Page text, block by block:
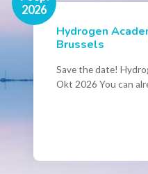
2026
Hydrogen
Brussels
Save the date!
Okt 2026 You can
2026
Events
Conference
- Powering
Join us for the annual